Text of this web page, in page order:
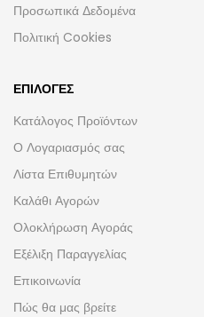
Προσωπικά Δεδομένα
Πολιτική Cookies
ΕΠΙΛΟΓΈΣ
Κατάλογος Προϊόντων
Ο Λογαριασμός σας
Λίστα Επιθυμητών
Καλάθι Αγορών
Ολοκλήρωση Αγοράς
Εξέλιξη Παραγγελίας
Επικοινωνία
Πώς θα μας βρείτε